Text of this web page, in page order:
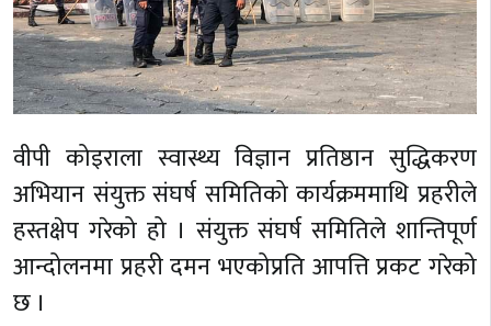
वीपी कोइराला स्वास्थ्य विज्ञान प्रतिष्ठान सुद्धिकरण
अभियान संयुक्त संघर्ष समितिको कार्यक्रममाथि प्रहरीले
हस्तक्षेप गरेको हो । संयुक्त संघर्ष समितिले शान्तिपूर्ण
आन्दोलनमा प्रहरी दमन भएकोप्रति आपत्ति प्रकट गरेको
छ ।